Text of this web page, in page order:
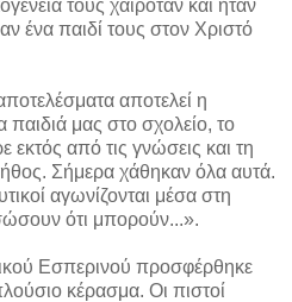
τους χαιρόταν και ήταν
ένα παιδί τους στον Χριστό
αποτελεί η
παιδιά μας στο σχολείο, το
από τις γνώσεις και τη
Σήμερα χάθηκαν όλα αυτά.
αγωνίζονται μέσα στη
ότι μπορούν...».
Εσπερινού προσφέρθηκε
κέρασμα. Οι πιστοί